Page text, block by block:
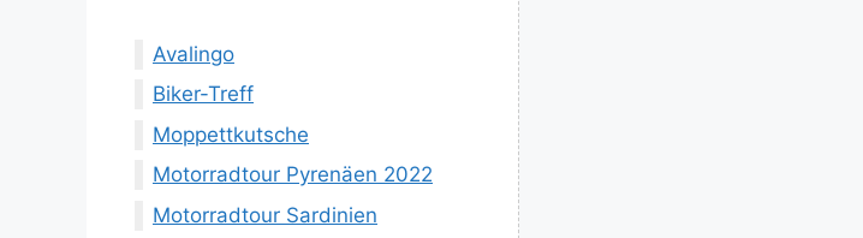
Avalingo
Biker-Treff
Moppettkutsche
Motorradtour Pyrenäen 2022
Motorradtour Sardinien